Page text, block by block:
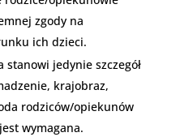
zgody na
ich dzieci.
stanowi jedynie szczegół
krajobraz,
rodziców/opiekunów
wymagana.